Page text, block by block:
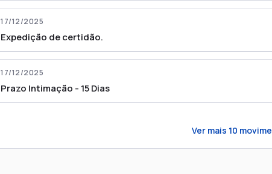
17/12/2025
Expedição de certidão.
17/12/2025
Prazo Intimação - 15 Dias
Ver mais 10